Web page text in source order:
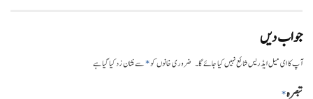
جواب دیں
آپ کا ای میل ایڈریس شائع نہیں کیا جائے گا۔ ضروری خانوں کو*سے نشان زد کیا گیا ہے
تبصرہ*